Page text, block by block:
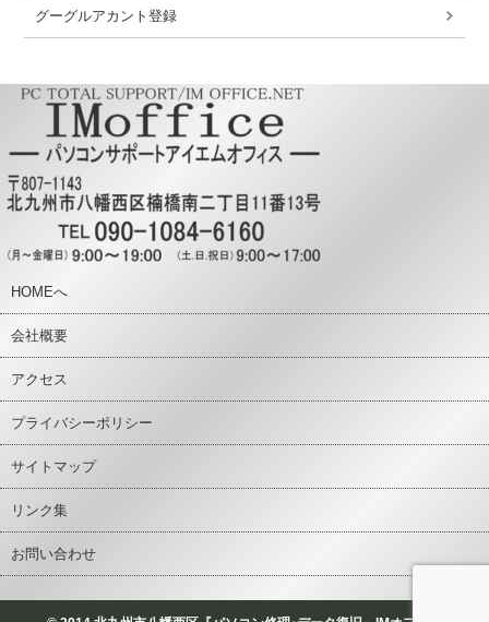
グーグルアカント登録
HOMEへ
会社概要
アクセス
プライバシーポリシー
サイトマップ
リンク集
お問い合わせ